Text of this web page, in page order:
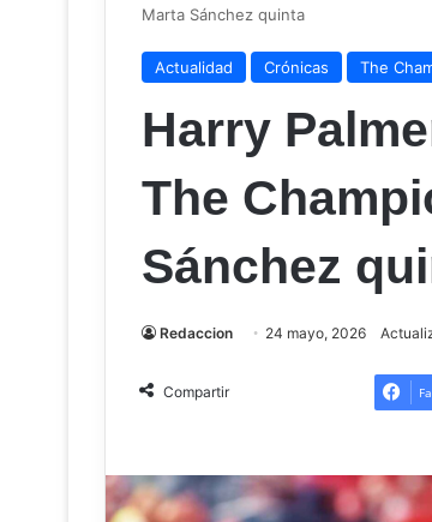
Marta Sánchez quinta
Actualidad Crónicas The
Harry
The
Sánchez
Redaccion 24 mayo, 2026
Compartir